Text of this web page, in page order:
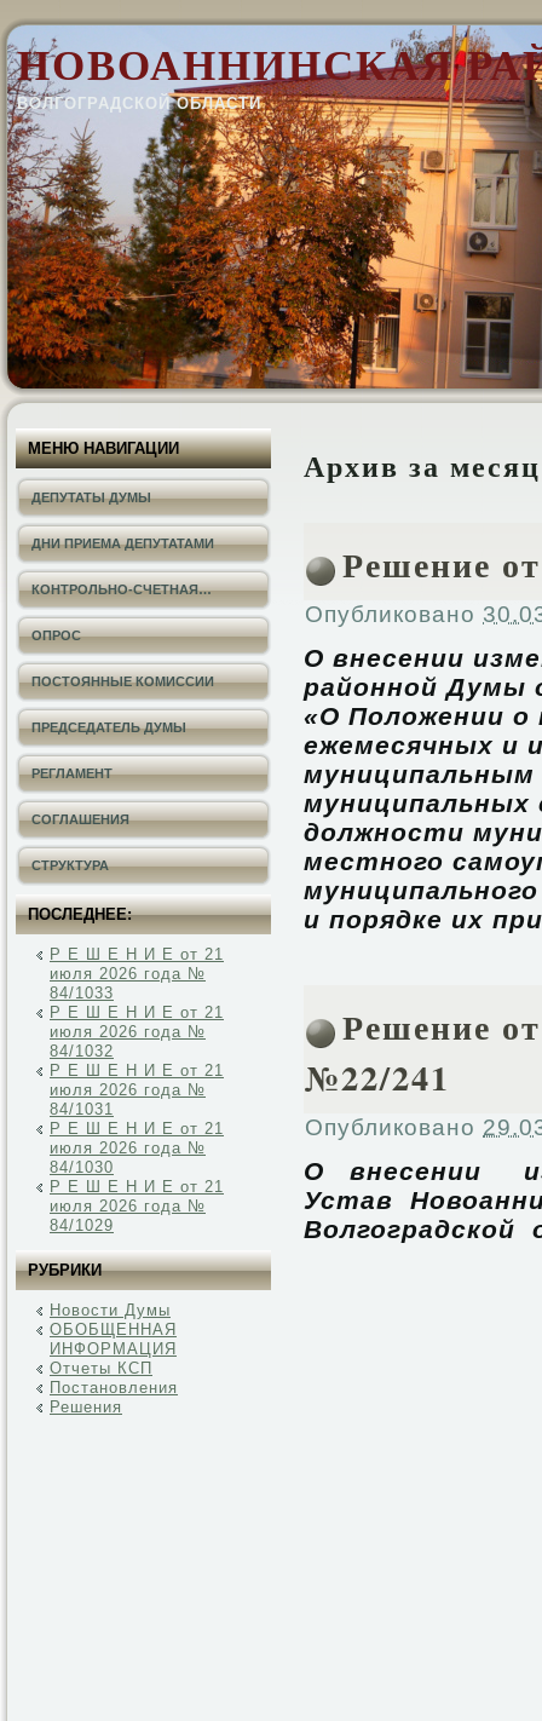
НОВОАННИНСКАЯ
ВОЛГОГРАДСКОЙ ОБЛАСТИ
МЕНЮ НАВИГАЦИИ
ДЕПУТАТЫ ДУМЫ
ДНИ ПРИЕМА ДЕПУТАТАМИ
КОНТРОЛЬНО-СЧЕТНАЯ…
ОПРОС
ПОСТОЯННЫЕ КОМИССИИ
ПРЕДСЕДАТЕЛЬ ДУМЫ
РЕГЛАМЕНТ
СОГЛАШЕНИЯ
СТРУКТУРА
ПОСЛЕДНЕЕ:
Р Е Ш Е Н И Е от 21
июля 2026 года №
84/1033
Р Е Ш Е Н И Е от 21
июля 2026 года №
84/1032
Р Е Ш Е Н И Е от 21
июля 2026 года №
84/1031
Р Е Ш Е Н И Е от 21
июля 2026 года №
84/1030
Р Е Ш Е Н И Е от 21
июля 2026 года №
84/1029
РУБРИКИ
Новости Думы
ОБОБЩЕННАЯ
ИНФОРМАЦИЯ
Отчеты КСП
Постановления
Решения
Архив за
Решение
Опубликовано
О внесении
районной Думы
«О Положении о
ежемесячных и
должности
местного
и порядке их
Решение
№22/241
Опубликовано
О внесении
Устав
Волгоградской